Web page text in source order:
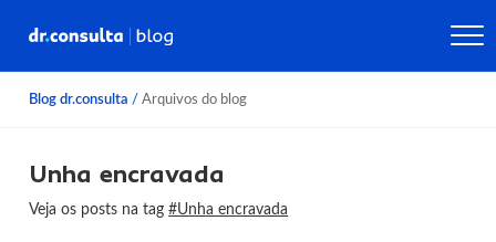
Blog dr.consulta / Arquivos do blog
Unha encravada
Veja os posts na tag#Unha encravada